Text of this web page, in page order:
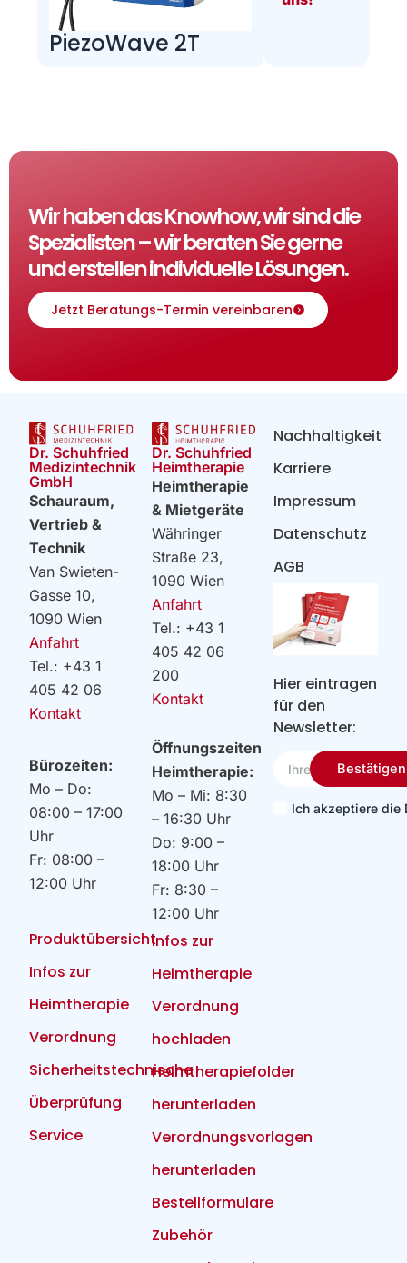
PiezoWave 2T
Wir haben das Knowhow, wir sind die
Spezialisten – wir beraten Sie gerne
und erstellen individuelle Lösungen.
Jetzt Beratungs-Termin vereinbaren
Dr. Schuhfried
Medizintechnik
GmbH
Schauraum,
Vertrieb &
Technik
Van Swieten-
Gasse 10,
1090 Wien
Anfahrt
Tel.: +43 1
405 42 06
Kontakt
Bürozeiten:
Mo – Do:
08:00 – 17:00
Uhr
Fr: 08:00 –
12:00 Uhr
Produktübersicht
Infos zur
Heimtherapie
Verordnung
Sicherheitstechnische
Überprüfung
Service
Dr. Schuhfried
Heimtherapie
Heimtherapie
& Mietgeräte
Währinger
Straße 23,
1090 Wien
Anfahrt
Tel.: +43 1
405 42 06
200
Kontakt
Öffnungszeiten
Heimtherapie:
Mo – Mi: 8:30
– 16:30 Uhr
Do: 9:00 –
18:00 Uhr
Fr: 8:30 –
12:00 Uhr
Infos zur
Heimtherapie
Verordnung
hochladen
Heimtherapiefolder
herunterladen
Verordnungsvorlagen
herunterladen
Bestellformulare
Zubehör
Hier eintragen
für den
Newsletter:
Email
Ich akzeptiere die
Bestätigen
Nachhaltigkeit
Karriere
Impressum
Datenschutz
AGB